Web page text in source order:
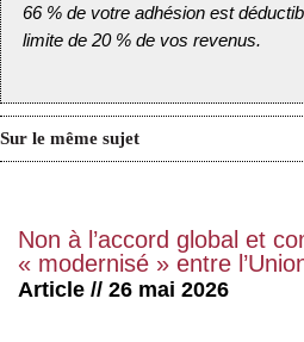
66 % de votre adhésion est
limite de 20 % de vos revenus.
Sur le même sujet
Non à l’accord global et
« modernisé » entre
Article // 26 mai 2026